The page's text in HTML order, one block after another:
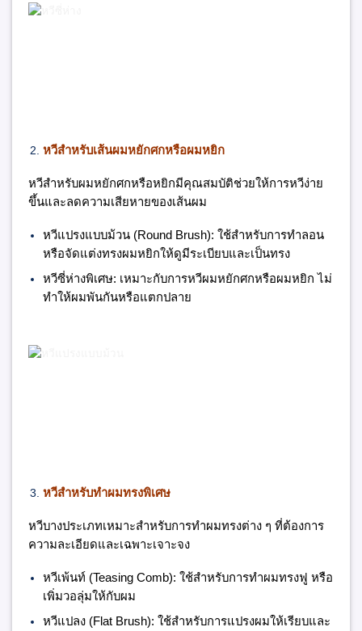
หวีสำหรับเส้นผมหยักศกหรือผมหยิก
หวีสำหรับผมหยักศกหรือหยิกมีคุณสมบัติช่วยให้การหวีง่าย
ขึ้นและลดความเสียหายของเส้นผม
หวีแปรงแบบม้วน (Round Brush): ใช้สำหรับการทำลอน
หรือจัดแต่งทรงผมหยิกให้ดูมีระเบียบและเป็นทรง
หวีซี่ห่างพิเศษ: เหมาะกับการหวีผมหยักศกหรือผมหยิก ไม่
ทำให้ผมพันกันหรือแตกปลาย
หวีสำหรับทำผมทรงพิเศษ
หวีบางประเภทเหมาะสำหรับการทำผมทรงต่าง ๆ ที่ต้องการ
ความละเอียดและเฉพาะเจาะจง
หวีเพ้นท์ (Teasing Comb): ใช้สำหรับการทำผมทรงฟู หรือ
เพิ่มวอลุ่มให้กับผม
หวีแปลง (Flat Brush): ใช้สำหรับการแปรงผมให้เรียบและ